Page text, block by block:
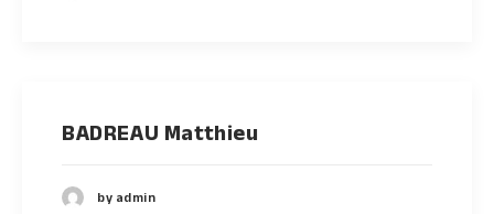
BADREAU Matthieu
by admin